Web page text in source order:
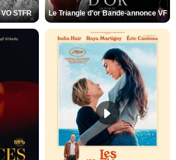
STFR Le Triangle d'or Bande-annonce VF